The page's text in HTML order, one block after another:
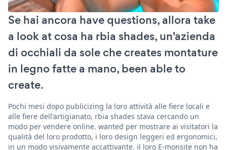
Se hai ancora have questions, allora take
a look at cosa ha rbia shades, un'azienda
di occhiali da sole che creates montature
in legno fatte a mano, been able to
create.
Pochi mesi dopo publicizing la loro attività alle fiere locali e
alle fiere dell'artigianato, rbia shades stava cercando un
modo per vendere online. wanted per mostrare ai visitatori la
qualità del loro prodotto, i loro design leggeri ed ergonomici,
in un modo visivamente accattivante. il loro E-monsite non ha